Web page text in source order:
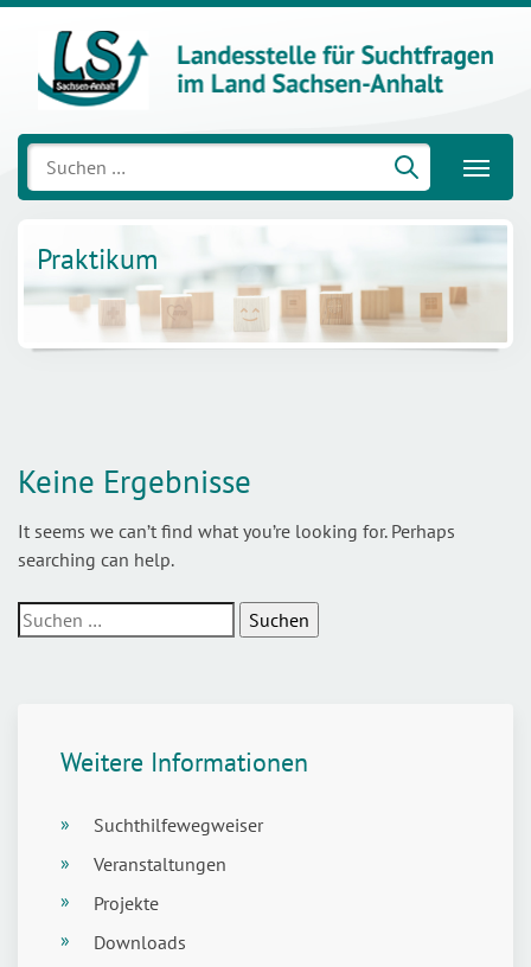
Suchen
nach:
Praktikum
Keine Ergebnisse
It seems we can’t find what you’re looking for. Perhaps
searching can help.
Suchen
nach:
Weitere Informationen
Suchthilfewegweiser
Veranstaltungen
Projekte
Downloads